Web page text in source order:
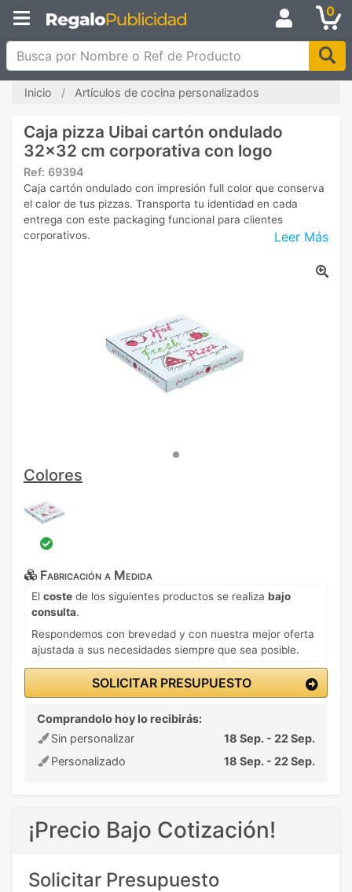
0
Busca por Nombre o Ref de Producto
Inicio Artículos de cocina personalizados
Caja pizza Uibai cartón ondulado
32x32 cm corporativa con logo
Ref: 69394
Leer Más
Caja cartón ondulado con impresión full color que conserva
el calor de tus pizzas. Transporta tu identidad en cada
entrega con este packaging funcional para clientes
corporativos.
Colores
Fabricación a Medida
El coste de los siguientes productos se realiza bajo
consulta.
Respondemos con brevedad y con nuestra mejor oferta
ajustada a sus necesidades siempre que sea posible.
SOLICITAR PRESUPUESTO
Comprandolo hoy lo recibirás:
Sin personalizar
18 Sep. - 22 Sep.
Personalizado
18 Sep. - 22 Sep.
¡Precio Bajo Cotización!
Solicitar Presupuesto